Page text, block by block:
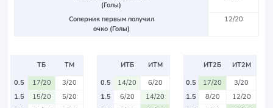
(Голы)
Соперник первым получил
очко (Голы)
12/20
ТБ
ТМ
0.5
17/20
3/20
1.5
15/20
5/20
ИТБ
ИТМ
0.5
14/20
6/20
1.5
6/20
14/20
ИТ2Б
ИТ2М
0.5
17/20
3/20
1.5
8/20
12/20